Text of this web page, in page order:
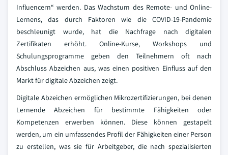
Influencern“ werden. Das Wachstum des Remote- und Online-
Lernens, das durch Faktoren wie die COVID-19-Pandemie
beschleunigt wurde, hat die Nachfrage nach digitalen
Zertifikaten erhöht. Online-Kurse, Workshops und
Schulungsprogramme geben den Teilnehmern oft nach
Abschluss Abzeichen aus, was einen positiven Einfluss auf den
Markt für digitale Abzeichen zeigt.
Digitale Abzeichen ermöglichen Mikrozertifizierungen, bei denen
Lernende Abzeichen für bestimmte Fähigkeiten oder
Kompetenzen erwerben können. Diese können gestapelt
werden, um ein umfassendes Profil der Fähigkeiten einer Person
zu erstellen, was sie für Arbeitgeber, die nach spezialisierten